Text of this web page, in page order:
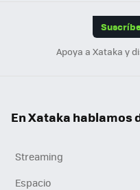
Apoya a Xataka y
En Xataka hablamos
Streaming
Espacio